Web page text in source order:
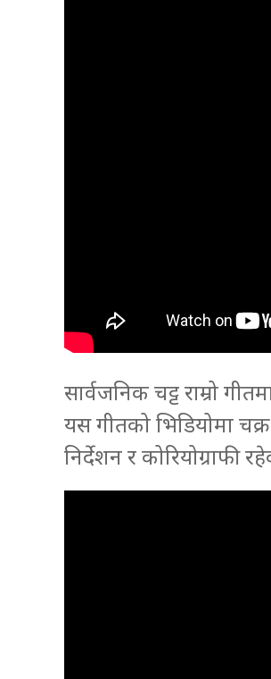
सार्वजनिक चट्ट राम्रो
यस गीतको भिडियोमा
निर्देशन र कोरियोग्राफी